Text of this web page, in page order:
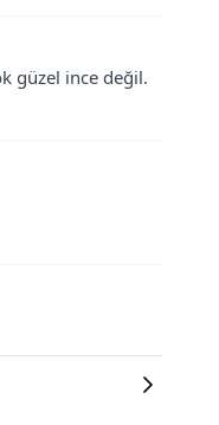
güzel ince değil.